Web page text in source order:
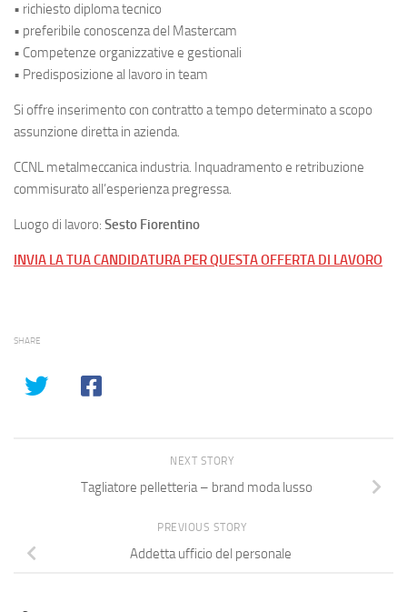
• richiesto diploma tecnico
• preferibile conoscenza del Mastercam
• Competenze organizzative e gestionali
• Predisposizione al lavoro in team
Si offre inserimento con contratto a tempo determinato a scopo
assunzione diretta in azienda.
CCNL metalmeccanica industria. Inquadramento e retribuzione
commisurato all’esperienza pregressa.
Luogo di lavoro: Sesto Fiorentino
INVIA LA TUA CANDIDATURA PER QUESTA OFFERTA DI LAVORO
SHARE
NEXT STORY
Tagliatore pelletteria – brand moda lusso
PREVIOUS STORY
Addetta ufficio del personale